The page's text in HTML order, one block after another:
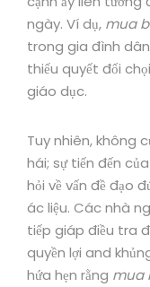
ngày. Ví dụ, mua
trong gia đình
thiếu quyết đối
giáo dục.
Tuy nhiên, không
hái; sự tiến đến của
hỏi về vấn đề đạo
ác liệu. Các nhà
tiếp giáp điều tra
quyền lợi and
hứa hẹn rằng mua